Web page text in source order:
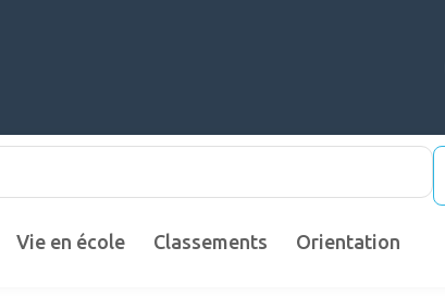
Vie en école Classements Orientation